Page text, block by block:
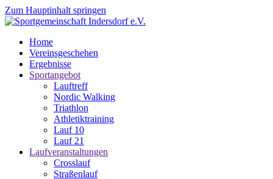
Zum Hauptinhalt springen
Home
Vereinsgeschehen
Ergebnisse
Sportangebot
Lauftreff
Nordic Walking
Triathlon
Athletiktraining
Lauf 10
Lauf 21
Laufveranstaltungen
Crosslauf
Straßenlauf